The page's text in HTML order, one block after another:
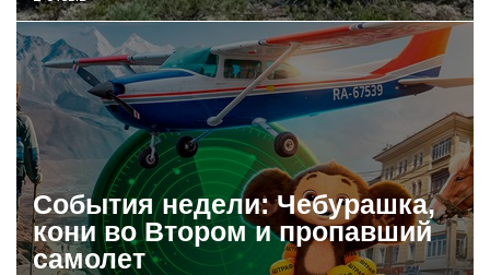
События недели: Чебурашка,
кони во Втором и пропавший
самолет